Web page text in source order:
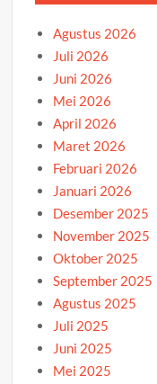
Agustus 2026
Juli 2026
Juni 2026
Mei 2026
April 2026
Maret 2026
Februari 2026
Januari 2026
Desember 2025
November 2025
Oktober 2025
September 2025
Agustus 2025
Juli 2025
Juni 2025
Mei 2025